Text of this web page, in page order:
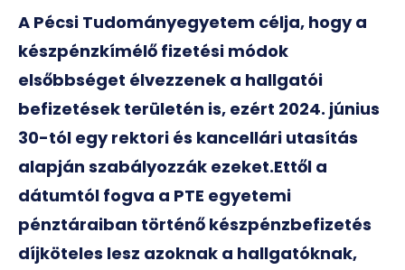
A Pécsi Tudományegyetem célja, hogy a
készpénzkímélő fizetési módok
elsőbbséget élvezzenek a hallgatói
befizetések területén is, ezért 2024. június
30-tól egy rektori és kancellári utasítás
alapján szabályozzák ezeket.Ettől a
dátumtól fogva a PTE egyetemi
pénztáraiban történő készpénzbefizetés
díjköteles lesz azoknak a hallgatóknak,